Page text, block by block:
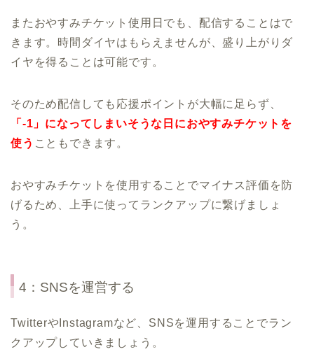
またおやすみチケット使用日でも、配信することはで
きます。時間ダイヤはもらえませんが、盛り上がりダ
イヤを得ることは可能です。
そのため配信しても応援ポイントが大幅に足らず、
「-1」になってしまいそうな日におやすみチケットを
使う こともできます。
おやすみチケットを使用することでマイナス評価を防
げるため、上手に使ってランクアップに繋げましょ
う。
4：SNSを運営する
TwitterやInstagramなど、SNSを運用することでラン
クアップしていきましょう。